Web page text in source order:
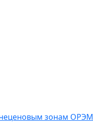
неценовым зонам ОРЭМ